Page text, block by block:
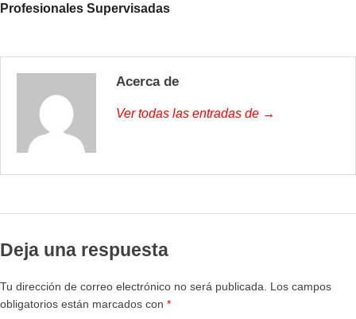
Profesionales Supervisadas
Acerca de
Ver todas las entradas de →
Deja una respuesta
Tu dirección de correo electrónico no será publicada. Los campos
obligatorios están marcados con *